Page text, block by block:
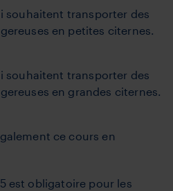
souhaitent transporter des
en petites citernes.
souhaitent transporter des
en grandes citernes.
ce cours en
est obligatoire pour les